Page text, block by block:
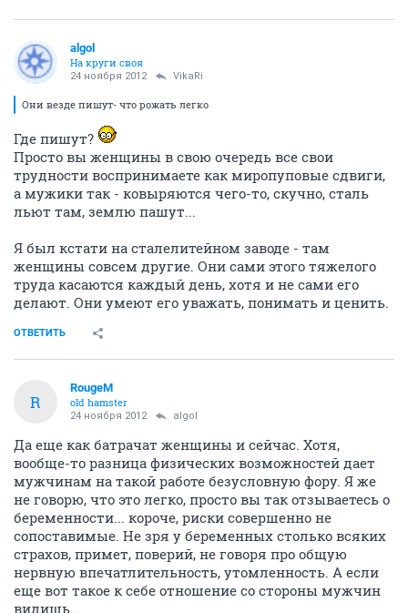
algol
На круги своя
24 ноября 2012 VikaRi
Они везде пишут- что рожать легко
Где пишут?
Просто вы женщины в свою очередь все свои
трудности воспринимаете как миропуповые сдвиги,
а мужики так - ковыряются чего-то, скучно, сталь
льют там, землю пашут...
Я был кстати на сталелитейном заводе - там
женщины совсем другие. Они сами этого тяжелого
труда касаются каждый день, хотя и не сами его
делают. Они умеют его уважать, понимать и ценить.
ОТВЕТИТЬ
R
RougeM
old hamster
24 ноября 2012 algol
Да еще как батрачат женщины и сейчас. Хотя,
вообще-то разница физических возможностей дает
мужчинам на такой работе безусловную фору. Я же
не говорю, что это легко, просто вы так отзываетесь о
беременности... короче, риски совершенно не
сопоставимые. Не зря у беременных столько всяких
страхов, примет, поверий, не говоря про общую
нервную впечатлительность, утомленность. А если
еще вот такое к себе отношение со стороны мужчин
видишь...